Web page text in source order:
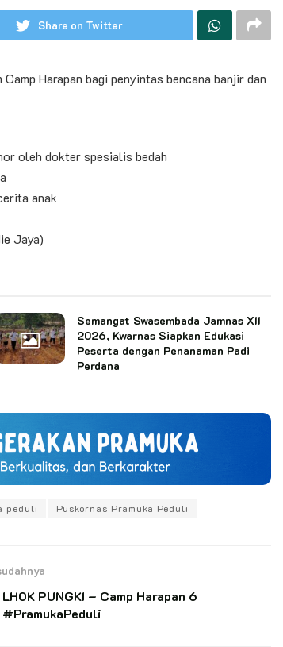
Share on Twitter
Harapan bagi penyintas bencana banjir dan
oleh dokter spesialis bedah
anak
Jaya)
Semangat Swasembada Jamnas XII
2026, Kwarnas Siapkan Edukasi
Peserta dengan Penanaman Padi
Perdana
peduli Puskornas Pramuka Peduli
LHOK PUNGKI – Camp Harapan 6
#PramukaPeduli